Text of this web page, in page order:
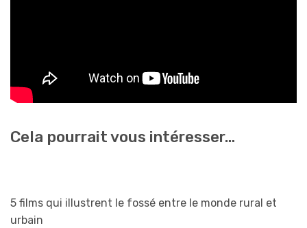
Cela pourrait vous intéresser…
5 films qui illustrent le fossé entre le monde rural et
urbain